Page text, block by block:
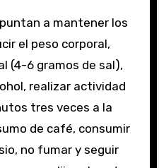
a mantener los
el peso corporal,
(4-6 gramos de sal),
realizar actividad
tres veces a la
de café, consumir
no fumar y seguir